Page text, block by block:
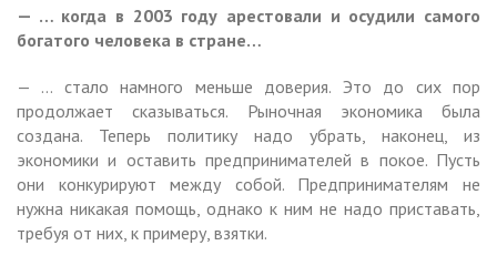
— … когда в 2003 году арестовали и осудили самого
богатого человека в стране…
— … стало намного меньше доверия. Это до сих пор
продолжает сказываться. Рыночная экономика была
создана. Теперь политику надо убрать, наконец, из
экономики и оставить предпринимателей в покое. Пусть
они конкурируют между собой. Предпринимателям не
нужна никакая помощь, однако к ним не надо приставать,
требуя от них, к примеру, взятки.